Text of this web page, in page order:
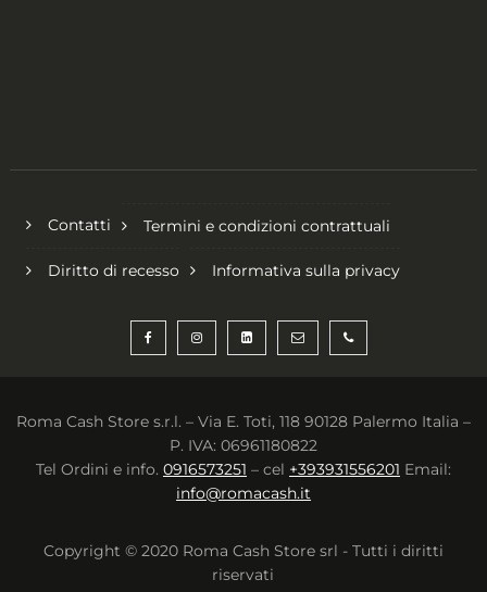
Contatti Termini e condizioni contrattuali
Diritto di recesso Informativa sulla privacy
Roma Cash Store s.r.l. – Via E. Toti, 118 90128 Palermo Italia –
P. IVA: 06961180822
Tel Ordini e info. 0916573251 – cel +393931556201 Email:
info@romacash.it
Copyright © 2020 Roma Cash Store srl - Tutti i diritti
riservati